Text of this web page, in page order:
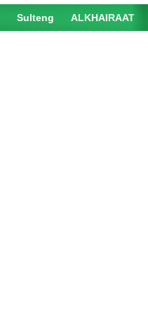
Sulteng ALKHAIRAAT